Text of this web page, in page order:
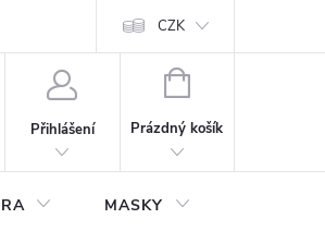
CZK
Přihlášení
NÁKUPNÍ
Prázdný košík
MASKY